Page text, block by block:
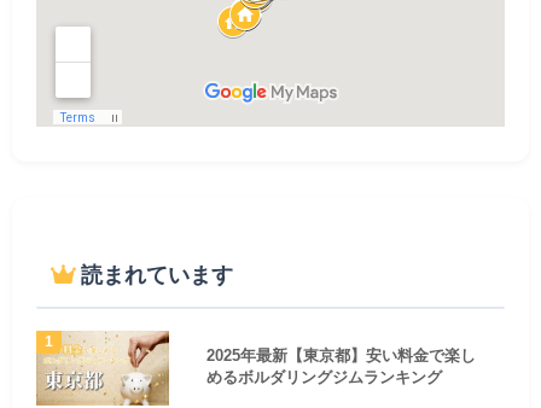
読まれています
2025年最新【東京都】安い料金で楽し
めるボルダリングジムランキング